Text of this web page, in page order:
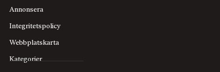
Annonsera
Integritetspolicy
Webbplatskarta
Kategorier